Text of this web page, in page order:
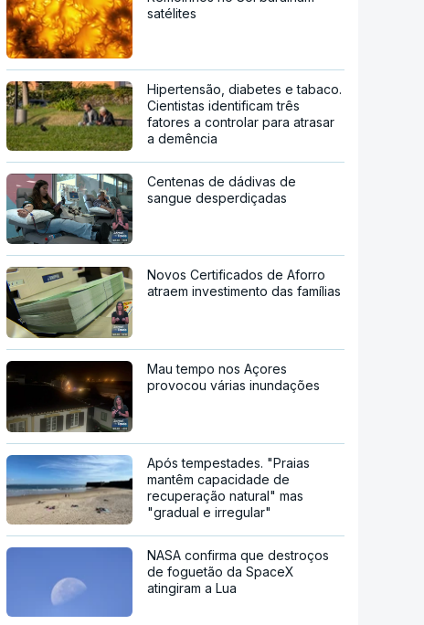
satélites
Hipertensão, diabetes e tabaco.
Cientistas identificam três
fatores a controlar para atrasar
a demência
Centenas de dádivas de
sangue desperdiçadas
Novos Certificados de Aforro
atraem investimento das famílias
Mau tempo nos Açores
provocou várias inundações
Após tempestades. "Praias
mantêm capacidade de
recuperação natural" mas
"gradual e irregular"
NASA confirma que destroços
de foguetão da SpaceX
atingiram a Lua